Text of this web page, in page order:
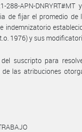
288-APN-
de fijar el promedio de
indemnizatorio
1976) y sus
suscripto para
las atribuciones